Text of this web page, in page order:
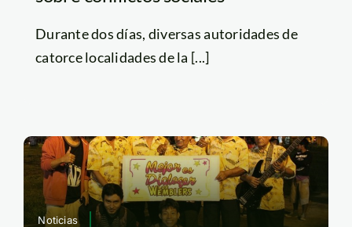
Durante dos días, diversas autoridades de
catorce localidades de la [...]
Noticias